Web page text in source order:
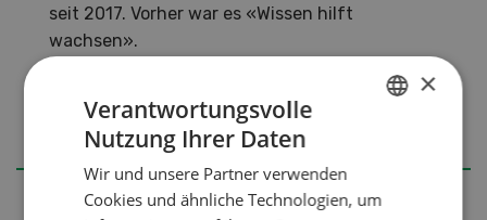
seit 2017. Vorher war es «Wissen hilft
wachsen».
10. Raps war im August 2022 die erste Kultur,
welche für die kommenden Feldtage gesät
wurde.
×
Verantwortungsvolle
Nutzung Ihrer Daten
Wir und unsere Partner verwenden
Cookies und ähnliche Technologien, um